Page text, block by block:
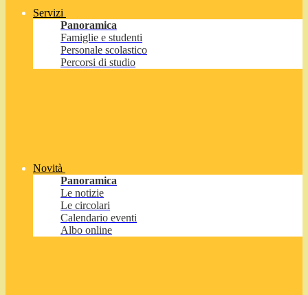
Servizi
Panoramica
Famiglie e studenti
Personale scolastico
Percorsi di studio
Novità
Panoramica
Le notizie
Le circolari
Calendario eventi
Albo online